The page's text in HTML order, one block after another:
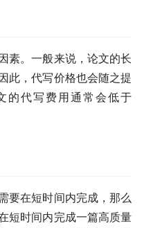
素。一般来说，论文的长
此，代写价格也会随之提
的代写费用通常会低于
要在短时间内完成，那么
短时间内完成一篇高质量